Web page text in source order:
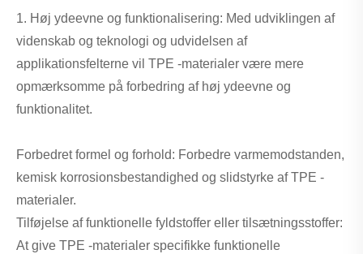
1. Høj ydeevne og funktionalisering: Med udviklingen af ​​
videnskab og teknologi og udvidelsen af ​​
applikationsfelterne vil TPE -materialer være mere
opmærksomme på forbedring af høj ydeevne og
funktionalitet.
Forbedret formel og forhold: Forbedre varmemodstanden,
kemisk korrosionsbestandighed og slidstyrke af TPE -
materialer.
Tilføjelse af funktionelle fyldstoffer eller tilsætningsstoffer:
At give TPE -materialer specifikke funktionelle